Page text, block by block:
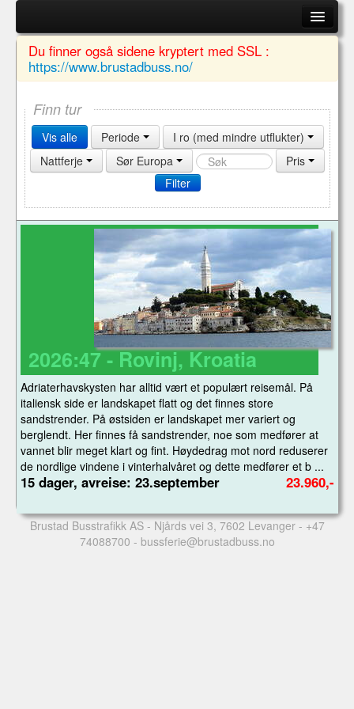
Brustad Buss
Reiser (søk)
Bussene
Om oss
Du finner også sidene kryptert med SSL :
https://www.brustadbuss.no/
Finn tur
Vis alle Periode
I ro (med mindre utflukter)
Nattferje
Sør Europa Pris
2026:47 - Rovinj, Kroatia
Adriaterhavskysten har alltid vært et populært reisemål. På
italiensk side er landskapet flatt og det finnes store
sandstrender. På østsiden er landskapet mer variert og
berglendt. Her finnes få sandstrender, noe som medfører at
vannet blir meget klart og fint. Høydedrag mot nord reduserer
de nordlige vindene i vinterhalvåret og dette medfører et b ...
15 dager, avreise: 23.september 23.960,-
Brustad Busstrafikk AS- Njårds vei 3, 7602 Levanger - +47
74088700 - bussferie@brustadbuss.no